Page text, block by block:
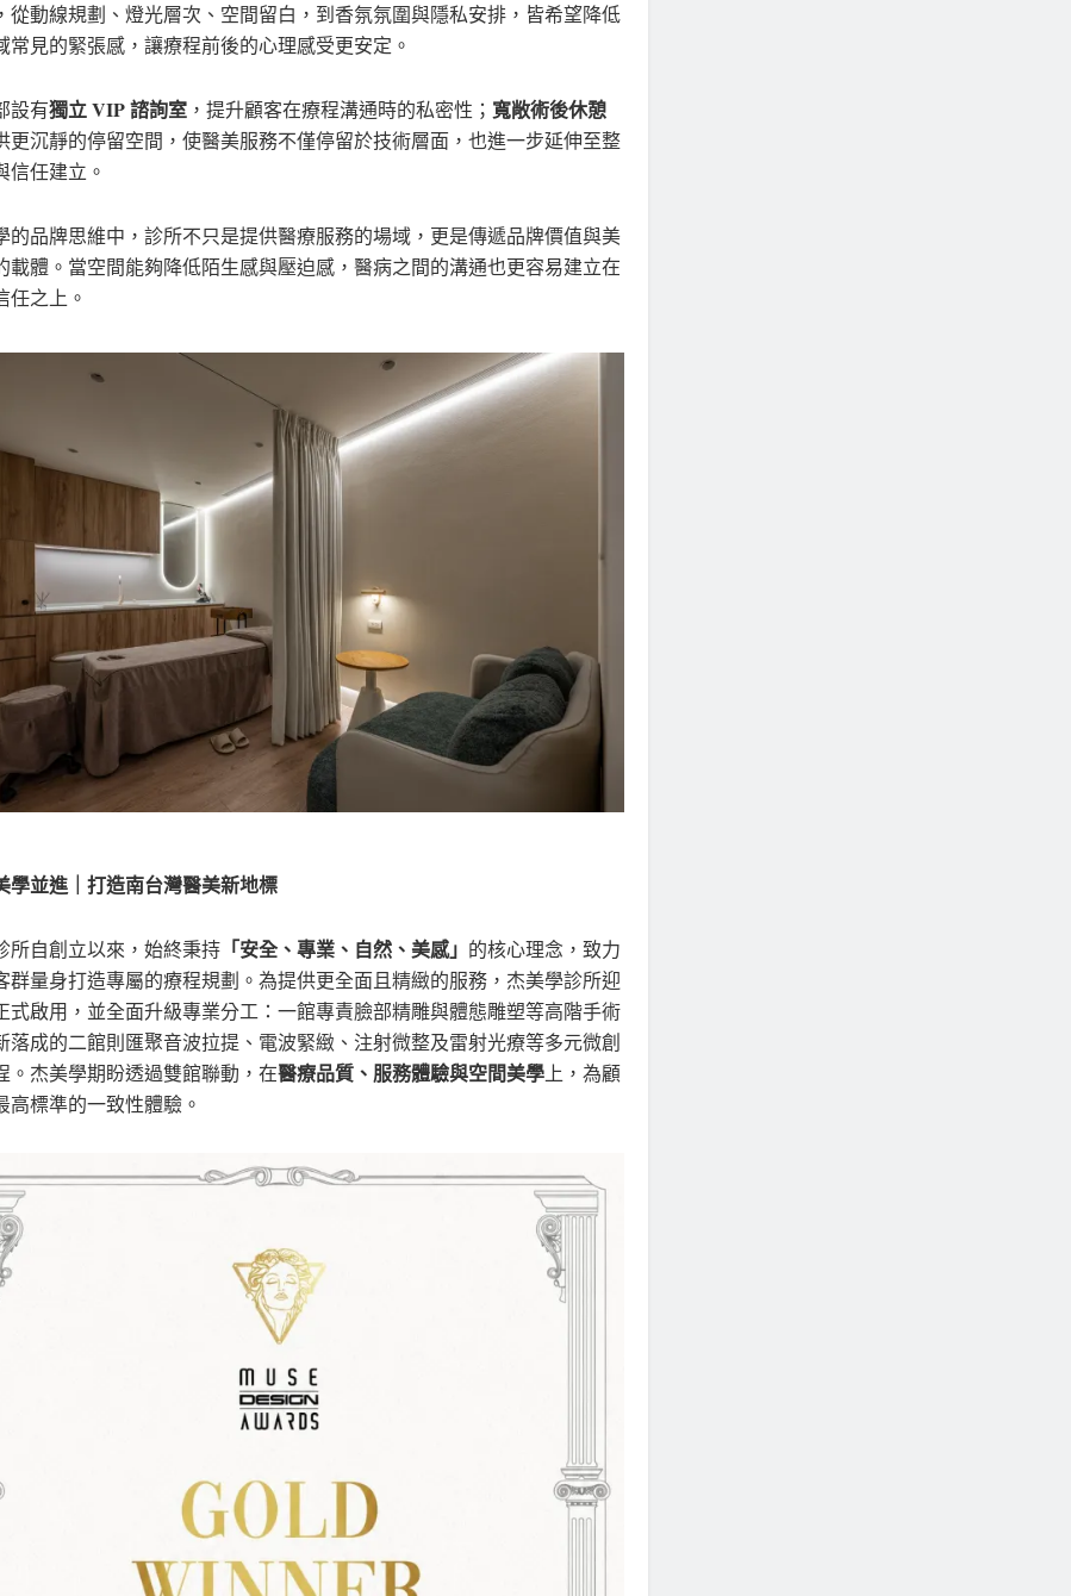
從動線規劃、燈光層次、空間留白，到香氛氛圍與隱私安排，皆希望降低
常見的緊張感，讓療程前後的心理感受更安定。
設有獨立 VIP 諮詢室 ，提升顧客在療程溝通時的私密性； 寬敞術後休憩
更沉靜的停留空間，使醫美服務不僅停留於技術層面，也進一步延伸至整
信任建立。
的品牌思維中，診所不只是提供醫療服務的場域，更是傳遞品牌價值與美
載體。當空間能夠降低陌生感與壓迫感，醫病之間的溝通也更容易建立在
任之上。
學並進｜打造南台灣醫美新地標
所自創立以來，始終秉持 「安全、專業、自然、美感」 的核心理念，致力
群量身打造專屬的療程規劃。為提供更全面且精緻的服務，杰美學診所迎
式啟用，並全面升級專業分工：一館專責臉部精雕與體態雕塑等高階手術
落成的二館則匯聚音波拉提、電波緊緻、注射微整及雷射光療等多元微創
。杰美學期盼透過雙館聯動，在醫療品質、服務體驗與空間美學上，為顧
高標準的一致性體驗。